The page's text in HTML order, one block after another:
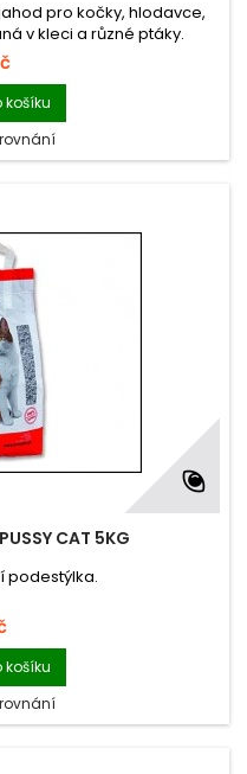
pro kočky, hlodavce,
v kleci a různé ptáky.
košíku
CAT 5KG
podestýlka.
košíku